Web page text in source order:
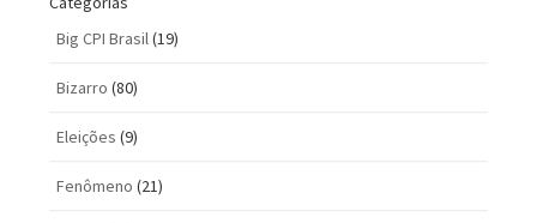
Big CPI Brasil(19)
Bizarro (80)
Eleições (9)
Fenômeno (21)